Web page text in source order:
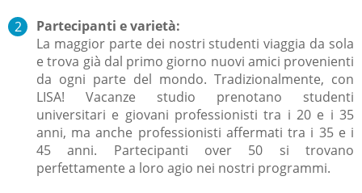
Partecipanti e varietà:
La maggior parte dei nostri studenti viaggia da sola
e trova già dal primo giorno nuovi amici provenienti
da ogni parte del mondo. Tradizionalmente, con
LISA! Vacanze studio prenotano studenti
universitari e giovani professionisti tra i 20 e i 35
anni, ma anche professionisti affermati tra i 35 e i
45 anni. Partecipanti over 50 si trovano
perfettamente a loro agio nei nostri programmi.